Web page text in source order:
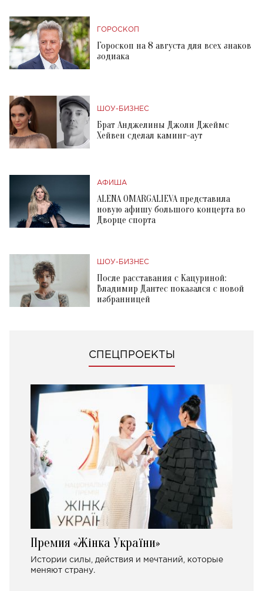
ГОРОСКОП
Гороскоп на 8 августа для всех знаков
зодиака
ШОУ-БИЗНЕС
Брат Анджелины Джоли Джеймс
Хейвен сделал каминг-аут
АФИША
ALENA OMARGALIEVA представила
новую афишу большого концерта во
Дворце спорта
ШОУ-БИЗНЕС
После расставания с Кацуриной:
Владимир Дантес показался с новой
избранницей
СПЕЦПРОЕКТЫ
Премия «Жінка України»
Истории силы, действия и мечтаний, которые
меняют страну.